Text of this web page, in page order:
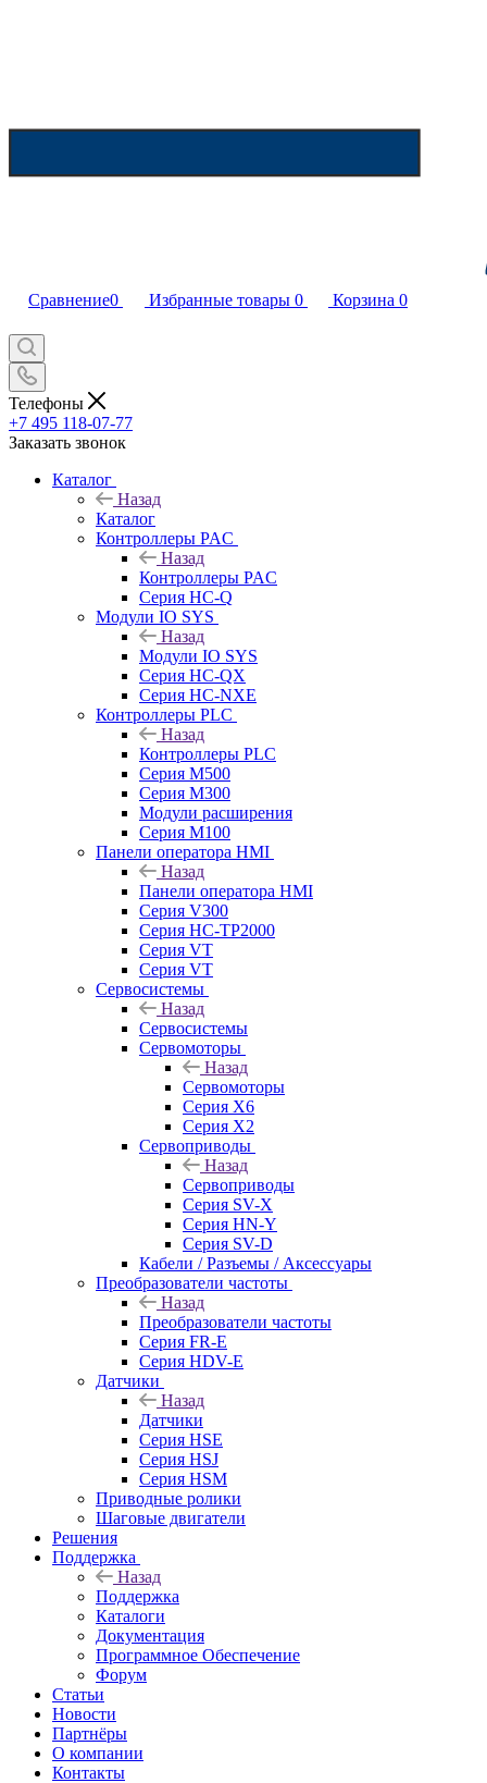
Сравнение0 Избранные товары 0 Корзина 0
Телефоны
+7 495 118-07-77
Заказать звонок
Каталог
Назад
Каталог
Контроллеры PAC
Назад
Контроллеры PAC
Серия HC-Q
Модули IO SYS
Назад
Модули IO SYS
Серия HC-QX
Серия HC-NXE
Контроллеры PLC
Назад
Контроллеры PLC
Серия M500
Серия M300
Модули расширения
Серия M100
Панели оператора HMI
Назад
Панели оператора HMI
Серия V300
Серия HC-TP2000
Серия VT
Серия VT
Сервосистемы
Назад
Сервосистемы
Сервомоторы
Назад
Сервомоторы
Серия X6
Серия X2
Сервоприводы
Назад
Сервоприводы
Серия SV-X
Серия HN-Y
Серия SV-D
Кабели / Разъемы / Аксессуары
Преобразователи частоты
Назад
Преобразователи частоты
Серия FR-E
Серия HDV-E
Датчики
Назад
Датчики
Серия HSE
Серия HSJ
Серия HSM
Приводные ролики
Шаговые двигатели
Решения
Поддержка
Назад
Поддержка
Каталоги
Документация
Программное Обеспечение
Форум
Статьи
Новости
Партнёры
О компании
Контакты